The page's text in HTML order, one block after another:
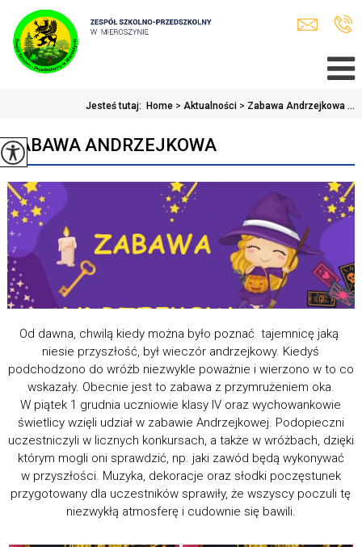
Jesteś tutaj: Home > Aktualności > Zabawa Andrzejkowa ...
ZABAWA ANDRZEJKOWA
Od dawna, chwilą kiedy można było poznać tajemnicę jaką
niesie przyszłość, był wieczór andrzejkowy. Kiedyś
podchodzono do wróżb niezwykle poważnie i wierzono w to co
wskazały. Obecnie jest to zabawa z przymrużeniem oka.
W piątek 1 grudnia uczniowie klasy IV oraz wychowankowie
świetlicy wzięli udział w zabawie Andrzejkowej. Podopieczni
uczestniczyli w licznych konkursach, a także w wróżbach, dzięki
którym mogli oni sprawdzić, np. jaki zawód będą wykonywać
w przyszłości. Muzyka, dekoracje oraz słodki poczęstunek
przygotowany dla uczestników sprawiły, że wszyscy poczuli tę
niezwykłą atmosferę i cudownie się bawili.